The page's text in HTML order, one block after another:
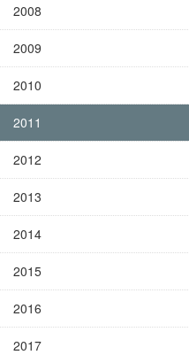
2008
2009
2010
2011
2012
2013
2014
2015
2016
2017